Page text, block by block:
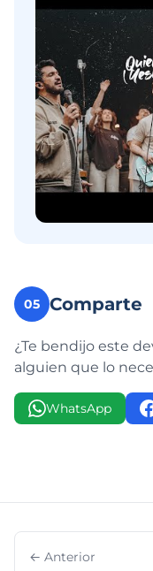
05 Comparte
¿Te bendijo este
alguien que lo
WhatsApp
← Anterior